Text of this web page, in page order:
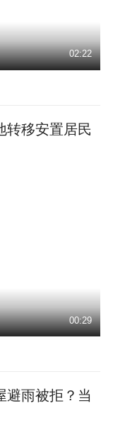
02:22
转移安置居民
00:29
避雨被拒？当